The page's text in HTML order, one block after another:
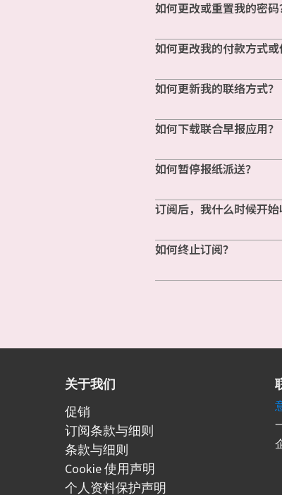
如何更改或重置我的密码
如何更改我的付款方式或
如何更新我的联络方式？
如何下载联合早报应用？
如何暂停报纸派送？
订阅后，我什么时候开始
如何终止订阅？
关于我们
促销
订阅条款与细则
条款与细则
Cookie 使用声明
个人资料保护声明